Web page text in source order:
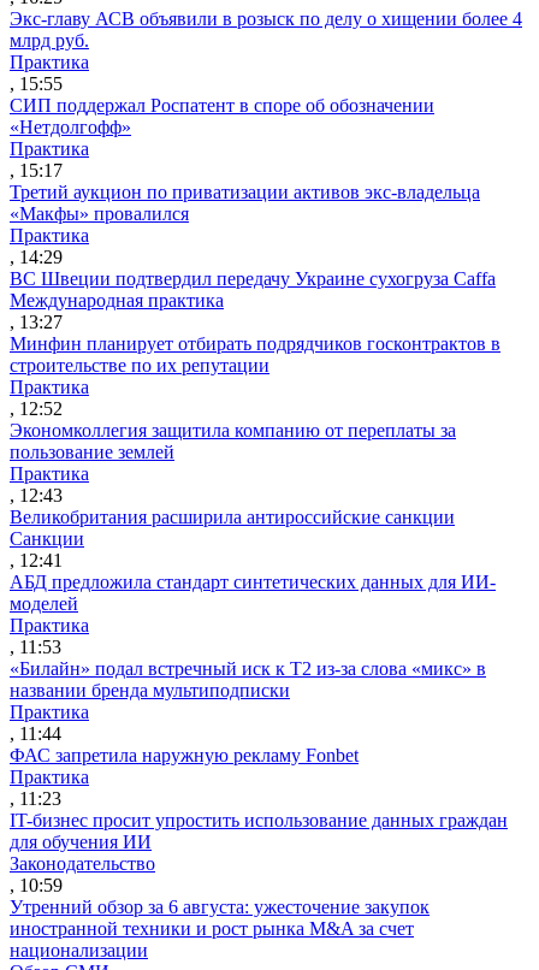
Экс-главу АСВ объявили в розыск по делу о хищении более 4
млрд руб.
Практика
, 15:55
СИП поддержал Роспатент в споре об обозначении
«Нетдолгофф»
Практика
, 15:17
Третий аукцион по приватизации активов экс-владельца
«Макфы» провалился
Практика
, 14:29
ВС Швеции подтвердил передачу Украине сухогруза Caffa
Международная практика
, 13:27
Минфин планирует отбирать подрядчиков госконтрактов в
строительстве по их репутации
Практика
, 12:52
Экономколлегия защитила компанию от переплаты за
пользование землей
Практика
, 12:43
Великобритания расширила антироссийские санкции
Санкции
, 12:41
АБД предложила стандарт синтетических данных для ИИ-
моделей
Практика
, 11:53
«Билайн» подал встречный иск к Т2 из-за слова «микс» в
названии бренда мультиподписки
Практика
, 11:44
ФАС запретила наружную рекламу Fonbet
Практика
, 11:23
IT-бизнес просит упростить использование данных граждан
для обучения ИИ
Законодательство
, 10:59
Утренний обзор за 6 августа: ужесточение закупок
иностранной техники и рост рынка M&A за счет
национализации